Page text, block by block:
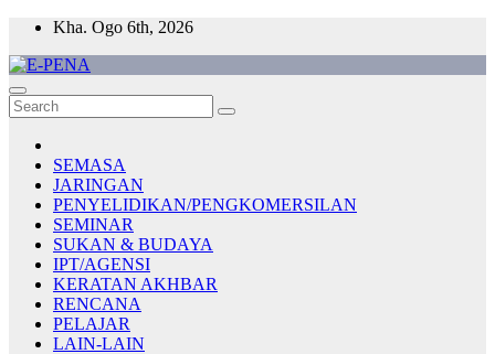
Skip
content
Kha. Ogo 6th, 2026
E-PENA
Berita Digital Terkini
SEMASA
JARINGAN
PENYELIDIKAN/PENGKOMERSILAN
SEMINAR
SUKAN & BUDAYA
IPT/AGENSI
KERATAN AKHBAR
RENCANA
PELAJAR
LAIN-LAIN